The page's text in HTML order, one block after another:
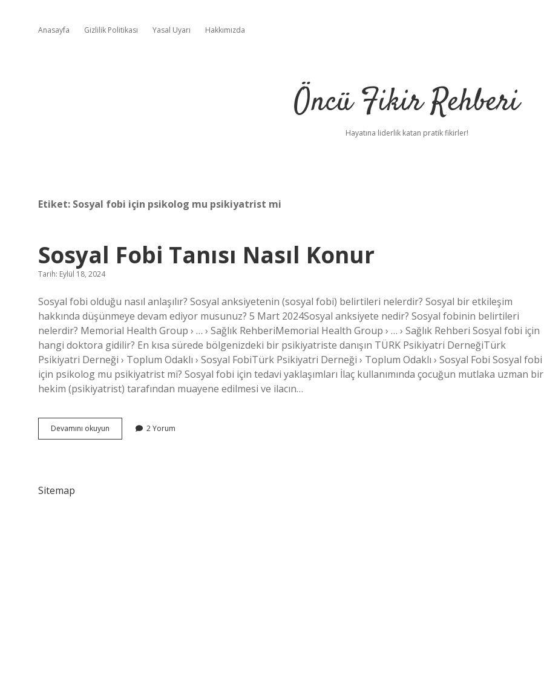
Anasayfa Gizlilik Politikası Yasal Uyarı Hakkımızda
Öncü Fikir Rehberi
Hayatına liderlik katan pratik fikirler!
Etiket: Sosyal fobi için psikolog mu psikiyatrist mi
Sosyal Fobi Tanısı Nasıl Konur
Tarih: Eylül 18, 2024
Sosyal fobi olduğu nasıl anlaşılır? Sosyal anksiyetenin (sosyal fobi) belirtileri nelerdir? Sosyal bir etkileşim
hakkında düşünmeye devam ediyor musunuz? 5 Mart 2024Sosyal anksiyete nedir? Sosyal fobinin belirtileri
nelerdir? Memorial Health Group › … › Sağlık RehberiMemorial Health Group › … › Sağlık Rehberi Sosyal fobi için
hangi doktora gidilir? En kısa sürede bölgenizdeki bir psikiyatriste danışın TÜRK Psikiyatri DerneğiTürk
Psikiyatri Derneği › Toplum Odaklı › Sosyal FobiTürk Psikiyatri Derneği › Toplum Odaklı › Sosyal Fobi Sosyal fobi
için psikolog mu psikiyatrist mi? Sosyal fobi için tedavi yaklaşımları İlaç kullanımında çocuğun mutlaka uzman bir
hekim (psikiyatrist) tarafından muayene edilmesi ve ilacın…
Devamını okuyun
Fobi
2 Yorum
Sitemap